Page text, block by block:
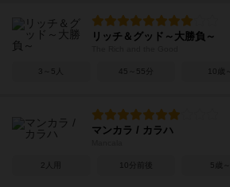
リッチ＆グッド～大勝負～
3～5人 45～55分 10歳～
マンカラ / カラハ
2人用 10分前後 5歳～